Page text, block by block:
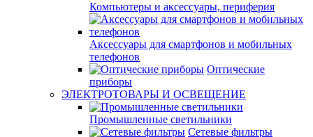
Компьютеры и аксессуары, периферия
Аксессуары для смартфонов и мобильных
телефонов
Оптические
приборы
ЭЛЕКТРОТОВАРЫ И ОСВЕЩЕНИЕ
Промышленные светильники
Сетевые фильтры